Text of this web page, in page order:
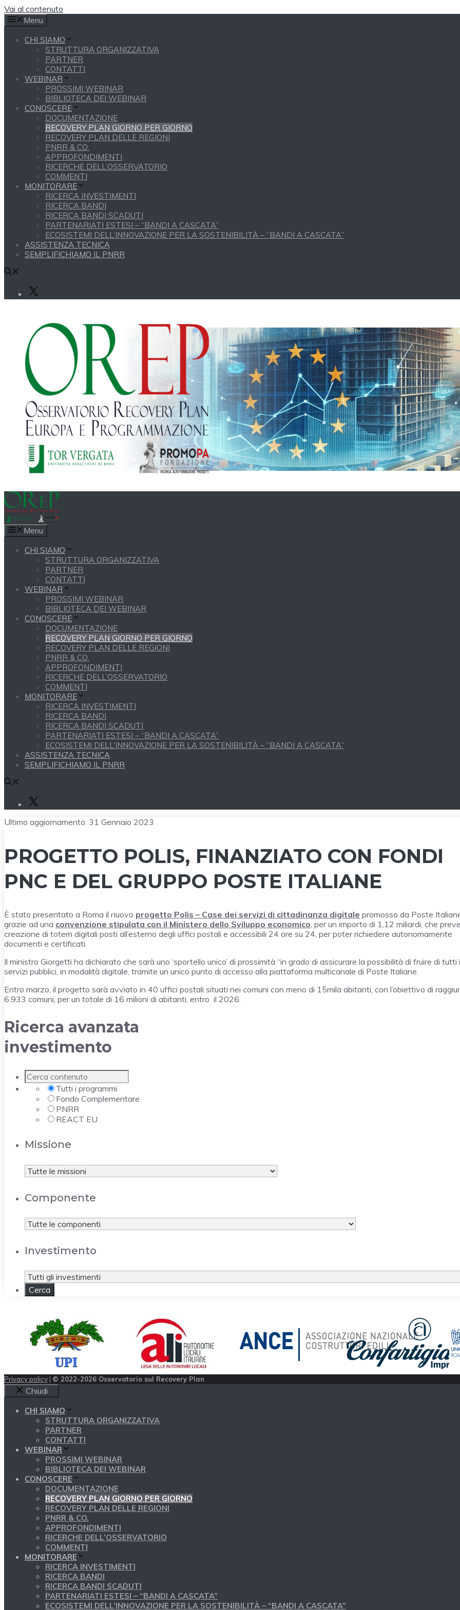
Vai al contenuto
Menu
CHI SIAMO
STRUTTURA ORGANIZZATIVA
PARTNER
CONTATTI
WEBINAR
PROSSIMI WEBINAR
BIBLIOTECA DEI WEBINAR
CONOSCERE
DOCUMENTAZIONE
RECOVERY PLAN GIORNO PER GIORNO
RECOVERY PLAN DELLE REGIONI
PNRR & CO.
APPROFONDIMENTI
RICERCHE DELL’OSSERVATORIO
COMMENTI
MONITORARE
RICERCA INVESTIMENTI
RICERCA BANDI
RICERCA BANDI SCADUTI
PARTENARIATI ESTESI – “BANDI A CASCATA”
ECOSISTEMI DELL’INNOVAZIONE PER LA SOSTENIBILITÀ – “BANDI A CASCATA”
ASSISTENZA TECNICA
SEMPLIFICHIAMO IL PNRR
Menu
CHI SIAMO
STRUTTURA ORGANIZZATIVA
PARTNER
CONTATTI
WEBINAR
PROSSIMI WEBINAR
BIBLIOTECA DEI WEBINAR
CONOSCERE
DOCUMENTAZIONE
RECOVERY PLAN GIORNO PER GIORNO
RECOVERY PLAN DELLE REGIONI
PNRR & CO.
APPROFONDIMENTI
RICERCHE DELL’OSSERVATORIO
COMMENTI
MONITORARE
RICERCA INVESTIMENTI
RICERCA BANDI
RICERCA BANDI SCADUTI
PARTENARIATI ESTESI – “BANDI A CASCATA”
ECOSISTEMI DELL’INNOVAZIONE PER LA SOSTENIBILITÀ – “BANDI A CASCATA”
ASSISTENZA TECNICA
SEMPLIFICHIAMO IL PNRR
Ultimo aggiornamento: 31 Gennaio 2023
PROGETTO POLIS, FINANZIATO CON FONDI
PNC E DEL GRUPPO POSTE ITALIANE
È stato presentato a Roma il nuovo progetto Polis – Case dei servizi di cittadinanza digitale promosso da Poste
grazie ad una convenzione stipulata con il Ministero dello Sviluppo economico, per un importo di 1,12 miliardi, che
creazione di totem digitali posti all’esterno degli uffici postali e accessibili 24 ore su 24, per poter richiedere autonomamente
documenti e certificati.
Il ministro Giorgetti ha dichiarato che sarà uno ‘sportello unico’ di prossimità “in grado di assicurare la possibilità di fruire di tutti i
servizi pubblici, in modalità digitale, tramite un unico punto di accesso alla piattaforma multicanale di Poste Italiane.
Entro marzo, il progetto sarà avviato in 40 uffici postali situati nei comuni con meno di 15mila abitanti, con l’obiettivo di
6.933 comuni, per un totale di 16 milioni di abitanti, entro il 2026.
Ricerca avanzata
investimento
Tutti i programmi
Fondo Complementare
PNRR
REACT EU
Missione
Componente
Investimento
Privacy policy | © 2022-2026 Osservatorio sul Recovery Plan
Chiudi
CHI SIAMO
STRUTTURA ORGANIZZATIVA
PARTNER
CONTATTI
WEBINAR
PROSSIMI WEBINAR
BIBLIOTECA DEI WEBINAR
CONOSCERE
DOCUMENTAZIONE
RECOVERY PLAN GIORNO PER GIORNO
RECOVERY PLAN DELLE REGIONI
PNRR & CO.
APPROFONDIMENTI
RICERCHE DELL’OSSERVATORIO
COMMENTI
MONITORARE
RICERCA INVESTIMENTI
RICERCA BANDI
RICERCA BANDI SCADUTI
PARTENARIATI ESTESI – “BANDI A CASCATA”
ECOSISTEMI DELL’INNOVAZIONE PER LA SOSTENIBILITÀ – “BANDI A CASCATA”